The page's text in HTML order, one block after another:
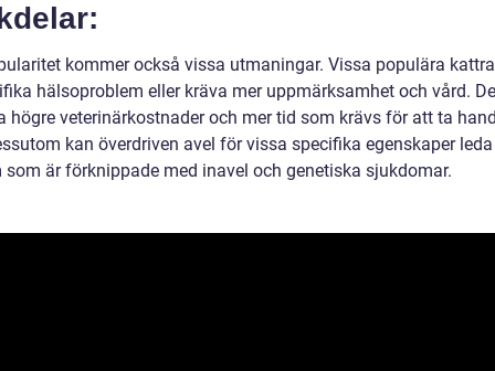
kommer också vissa utmaningar. Vissa populära
hälsoproblem eller kräva mer uppmärksamhet och vård.
högre veterinärkostnader och mer tid som krävs för att ta
kan överdriven avel för vissa specifika egenskaper
som är förknippade med inavel och genetiska sjukdomar.